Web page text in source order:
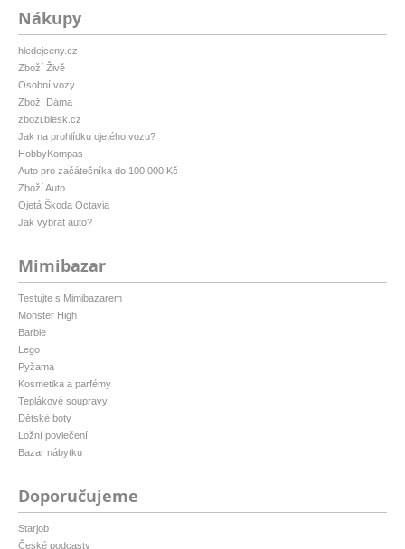
Nákupy
hledejceny.cz
Zboží Živě
Osobní vozy
Zboží Dáma
zbozi.blesk.cz
Jak na prohlídku ojetého vozu?
HobbyKompas
Auto pro začátečníka do 100 000 Kč
Zboží Auto
Ojetá Škoda Octavia
Jak vybrat auto?
Mimibazar
Testujte s Mimibazarem
Monster High
Barbie
Lego
Pyžama
Kosmetika a parfémy
Teplákové soupravy
Dětské boty
Ložní povlečení
Bazar nábytku
Doporučujeme
Starjob
České podcasty